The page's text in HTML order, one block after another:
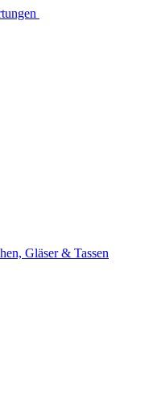
Gläser & Tassen